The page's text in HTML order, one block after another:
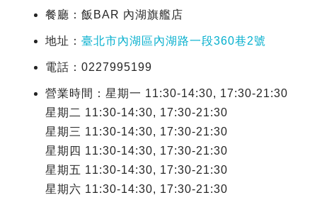
餐廳：飯BAR 內湖旗艦店
地址： 臺北市內湖區內湖路一段360巷2號
電話：0227995199
營業時間：星期一 11:30-14:30, 17:30-21:30
星期二 11:30-14:30, 17:30-21:30
星期三 11:30-14:30, 17:30-21:30
星期四 11:30-14:30, 17:30-21:30
星期五 11:30-14:30, 17:30-21:30
星期六 11:30-14:30, 17:30-21:30